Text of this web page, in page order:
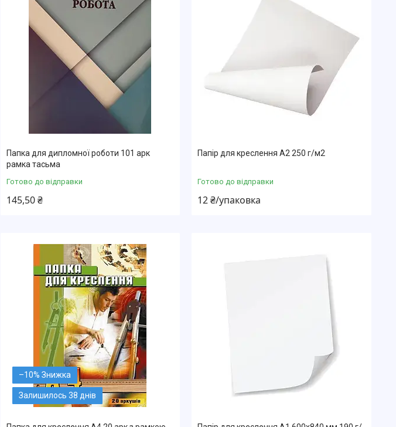
Папка для дипломної роботи 101 арк
рамка тасьма
Готово до відправки
145,50 ₴
Папір для креслення А2 250 г/м2
Готово до відправки
12 ₴/упаковка
–10%
Залишилось 38 днів